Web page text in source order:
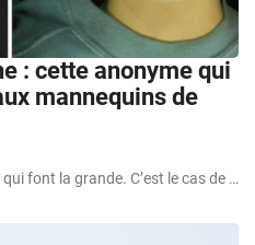
: cette anonyme qui
mannequins de
font la grande. C’est le cas de …